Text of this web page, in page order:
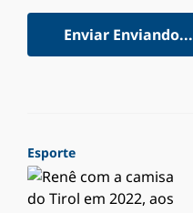
Enviar Enviando...
Esporte